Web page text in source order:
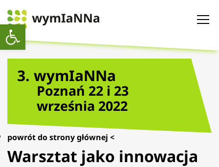
Otwórz pasek narzędzi
3. wymIaNNa
Poznań 22 i 23
września 2022
powrót do strony głównej <
Warsztat jako innowacja